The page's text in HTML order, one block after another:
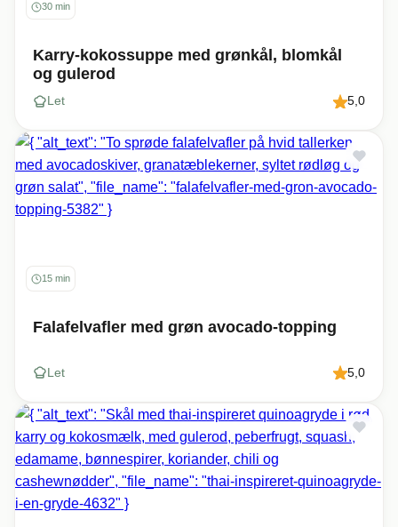
30 min
Karry-kokossuppe med grønkål, blomkål
og gulerod
Let 5,0
15 min
Falafelvafler med grøn avocado‑topping
Let 5,0